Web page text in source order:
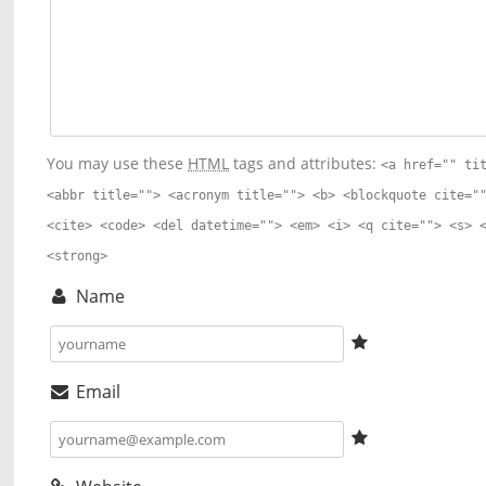
You may use these HTML tags and attributes:<a href=""
<abbr title=""> <acronym title=""> <b> <blockquote
<cite> <code> <del datetime=""> <em> <i> <q cite=""> <s>
<strong>
Name
Email